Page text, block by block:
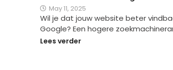
May 11, 2025
Wil je dat jouw website beter
Google? Een hogere
Lees verder